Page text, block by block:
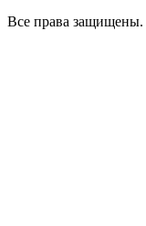
Все права защищены.